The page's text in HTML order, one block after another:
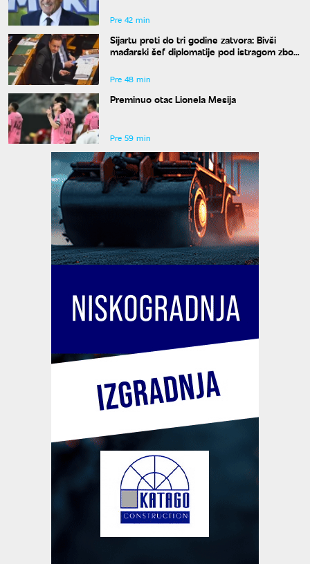
Pre 42 min
Sijartu preti do tri godine zatvora: Bivši
mađarski šef diplomatije pod istragom zbog
Pre 48 min
Preminuo otac Lionela Mesija
Pre 59 min